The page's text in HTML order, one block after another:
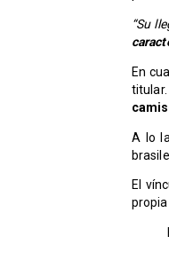
“Su
En
titular.
A lo
El